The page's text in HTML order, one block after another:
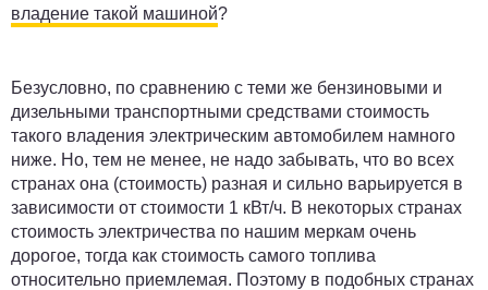
владение такой машиной?
Безусловно, по сравнению с теми же бензиновыми и
дизельными транспортными средствами стоимость
такого владения электрическим автомобилем намного
ниже. Но, тем не менее, не надо забывать, что во всех
странах она (стоимость) разная и сильно варьируется в
зависимости от стоимости 1 кВт/ч. В некоторых странах
стоимость электричества по нашим меркам очень
дорогое, тогда как стоимость самого топлива
относительно приемлемая. Поэтому в подобных странах